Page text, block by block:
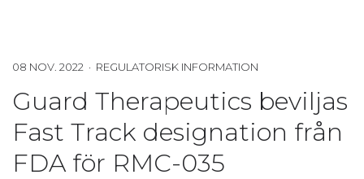
08 NOV. 2022 · REGULATORISK INFORMATION
Guard Therapeutics beviljas
Fast Track designation från
FDA för RMC-035